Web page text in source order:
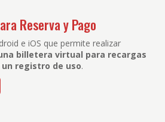
Reserva y Pago
e iOS que permite realizar
billetera virtual para recargas
registro de uso.